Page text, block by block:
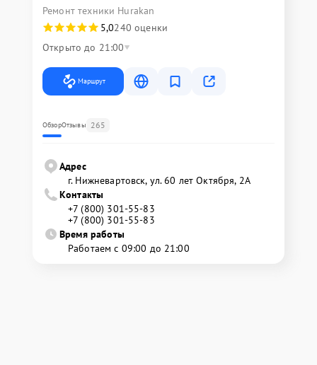
Ремонт техники Hurakan
5,0240 оценки
Открыто до 21:00
Маршрут
ОбзорОтзывы 265
Адрес
г. Нижневартовск, ул. 60 лет Октября, 2А
Контакты
+7 (800) 301-55-83
+7 (800) 301-55-83
Время работы
Работаем с 09:00 до 21:00